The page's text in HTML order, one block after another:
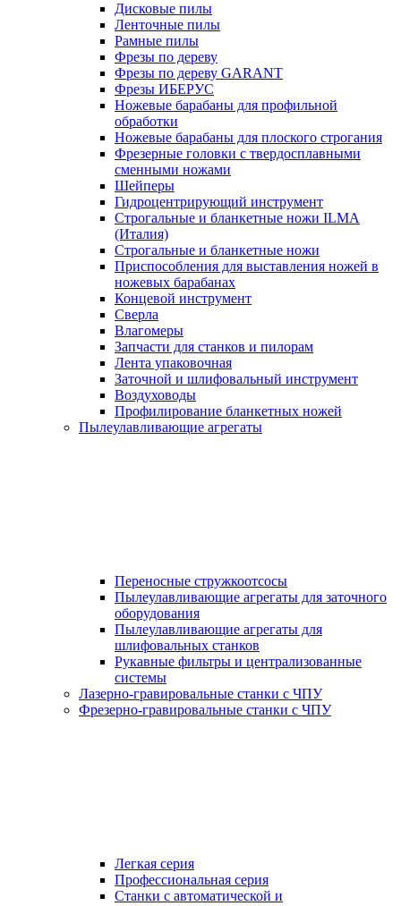
Дисковые пилы
Ленточные пилы
Рамные пилы
Фрезы по дереву
Фрезы по дереву GARANT
Фрезы ИБЕРУС
Ножевые барабаны для профильной
обработки
Ножевые барабаны для плоского строгания
Фрезерные головки с твердосплавными
сменными ножами
Шейперы
Гидроцентрирующий инструмент
Строгальные и бланкетные ножи ILMA
(Италия)
Cтрогальные и бланкетные ножи
Приспособления для выставления ножей в
ножевых барабанах
Концевой инструмент
Сверла
Влагомеры
Запчасти для станков и пилорам
Лента упаковочная
Заточной и шлифовальный инструмент
Воздуховоды
Профилирование бланкетных ножей
Пылеулавливающие агрегаты
Переносные стружкоотсосы
Пылеулавливающие агрегаты для заточного
оборудования
Пылеулавливающие агрегаты для
шлифовальных станков
Рукавные фильтры и централизованные
системы
Лазерно-гравировальные станки с ЧПУ
Фрезерно-гравировальные станки с ЧПУ
Легкая серия
Профессиональная серия
Станки с автоматической и